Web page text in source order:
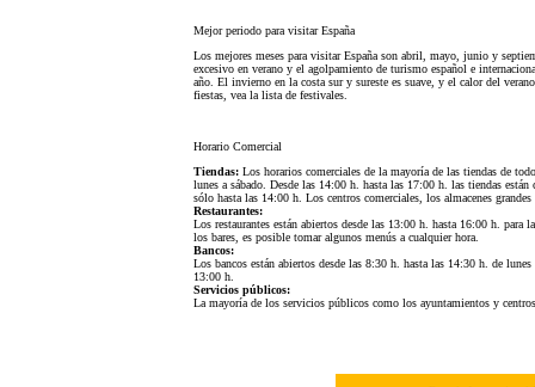
Mejor periodo para visitar España
Los mejores meses para visitar España son abril, mayo, junio y
excesivo en verano y el agolpamiento de turismo español e
año. El invierno en la costa sur y sureste es suave, y el calor del
fiestas, vea la lista de festivales.
Horario Comercial
Tiendas: Los horarios comerciales de la mayoría de las tiendas de
lunes a sábado. Desde las 14:00 h. hasta las 17:00 h. las tiendas
sólo hasta las 14:00 h. Los centros comerciales, los almacenes
Restaurantes:
Los restaurantes están abiertos desde las 13:00 h. hasta 16:00 h.
los bares, es posible tomar algunos menús a cualquier hora.
Bancos:
Los bancos están abiertos desde las 8:30 h. hasta las 14:30 h. de
13:00 h.
Servicios públicos:
La mayoría de los servicios públicos como los ayuntamientos y